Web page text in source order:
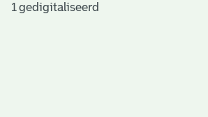
1 gedigitaliseerd